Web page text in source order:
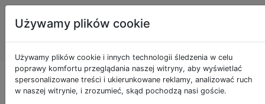
Programowanie
puzzli i Code
Golf
Rozwiąż 8 puzzli
Używamy plików cookie
Używamy plików cookie i innych technologii śledzenia w celu
poprawy komfortu przeglądania naszej witryny, aby wyświetlać
spersonalizowane treści i ukierunkowane reklamy, analizować ruch
w naszej witrynie, i zrozumieć, skąd pochodzą nasi goście.